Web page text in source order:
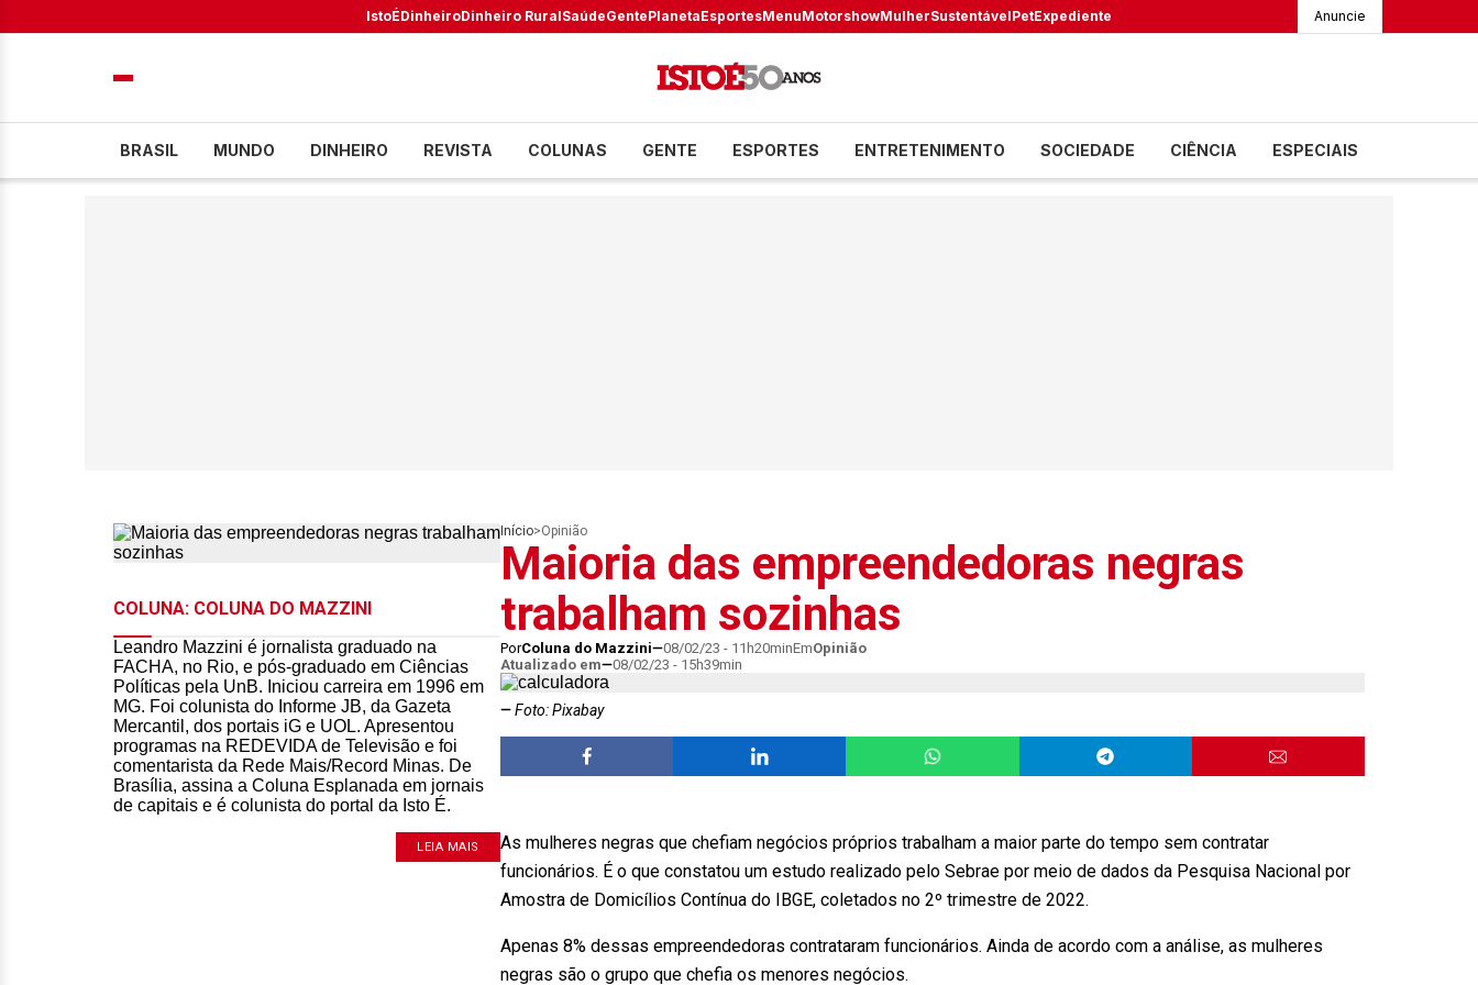
IstoÉDinheiroDinheiro RuralSaúdeGentePlanetaEsportesMenuMotorshowMulherSustentávelPetExpediente Anuncie
BRASIL MUNDO DINHEIRO REVISTA COLUNAS GENTE ESPORTES ENTRETENIMENTO SOCIEDADE CIÊNCIA ESPECIAIS
COLUNA: COLUNA DO MAZZINI
Leandro Mazzini é jornalista graduado na
FACHA, no Rio, e pós-graduado em Ciências
Políticas pela UnB. Iniciou carreira em 1996 em
MG. Foi colunista do Informe JB, da Gazeta
Mercantil, dos portais iG e UOL. Apresentou
programas na REDEVIDA de Televisão e foi
comentarista da Rede Mais/Record Minas. De
Brasília, assina a Coluna Esplanada em jornais
de capitais e é colunista do portal da Isto É.
LEIA MAIS
Início>Opinião
Maioria das empreendedoras negras
trabalham sozinhas
PorColuna do Mazzini 08/02/23 - 11h20minEmOpinião
Atualizado em
08/02/23 - 15h39min
Foto: Pixabay
As mulheres negras que chefiam negócios próprios trabalham a maior parte do tempo sem contratar
funcionários. É o que constatou um estudo realizado pelo Sebrae por meio de dados da Pesquisa Nacional por
Amostra de Domicílios Contínua do IBGE, coletados no 2º trimestre de 2022.
Apenas 8% dessas empreendedoras contrataram funcionários. Ainda de acordo com a análise, as mulheres
negras são o grupo que chefia os menores negócios.